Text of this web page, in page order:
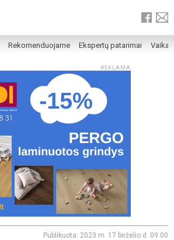
Rekomenduojame Ekspertų patarimai
REKLAMA
Publikuota: 2023 m. 17 birželio d. 09:00